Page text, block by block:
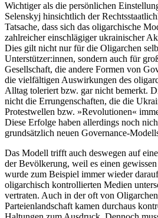
Wichtiger als die persönlichen
Selenskyj hinsichtlich der
Tatsache, dass sich das oligarchische
zahlreicher einschlägiger ukrainischer
Dies gilt nicht nur für die Oligarchen
Unterstützer:innen, sondern auch für
Gesell­schaft, die andere Formen von
die vielfältigen Auswirkun­gen des
Alltag toleriert bzw. gar nicht bemerkt.
nicht die Errungenschaften, die die
Protest­wellen bzw. »Revolutionen«
Diese Er­folge haben allerdings noch
grund­sätzlich neuen Governance-
Das Modell trifft auch deswegen auf
der Bevölkerung, weil es einen
wurde zum Beispiel immer wieder
oligarchisch kon­trollierten Medien
vertraten. Auch in der oft von
Parteienlandschaft kamen durchaus